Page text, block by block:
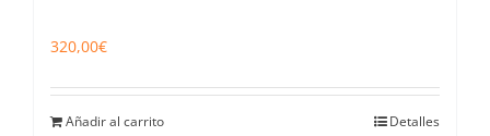
320,00€
Añadir al carrito Detalles